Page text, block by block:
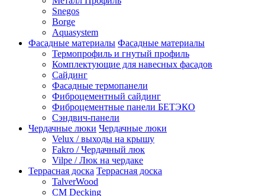
Snegos
Borge
Aquasystem
Фасадные материалы Фасадные материалы
Термопрофиль и гнутый профиль
Комплектующие для навесных фасадов
Сайдинг
Фасадные термопанели
Фиброцементный сайдинг
Фиброцементные панели БЕТЭКО
Сэндвич-панели
Чердачные люки Чердачные люки
Velux / выходы на крышу
Fakro / Чердачный люк
Vilpe / Люк на чердаке
Террасная доска Террасная доска
TalverWood
CM Decking